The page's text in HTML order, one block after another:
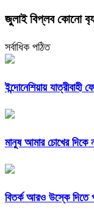
জুলাই বিপ্লব কোনো
সর্বাধিক পঠিত
ইন্দোনেশিয়ায়
মানুষ আমার চোখের দিকে
বিতর্ক আরও উস্কে দিতে